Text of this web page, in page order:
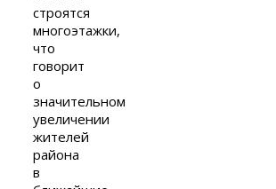
строятся
многоэтажки,
что
говорит
о
значительном
увеличении
жителей
района
в